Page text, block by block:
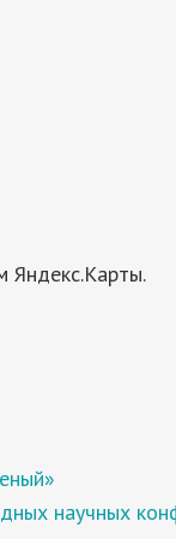
Яндекс.Карты.
научных